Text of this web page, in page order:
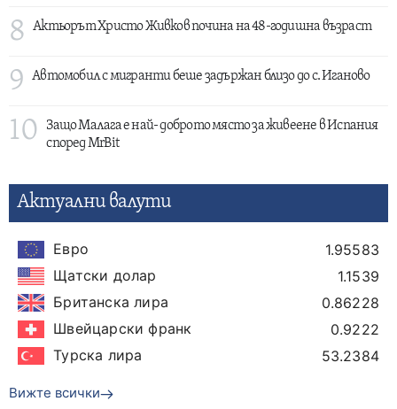
8 Актьорът Христо Живков почина на 48-годишна възраст
9 Автомобил с мигранти беше задържан близо до с. Иганово
10
Защо Малага е най- доброто място за живеене в Испания
според MrBit
Актуални валути
Евро
1.95583
Щатски долар
1.1539
Британска лира
0.86228
Швейцарски франк
0.9222
Турска лира
53.2384
Вижте всички